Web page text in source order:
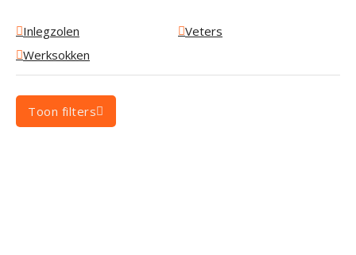
Inlegzolen
Veters
Werksokken
Toon filters